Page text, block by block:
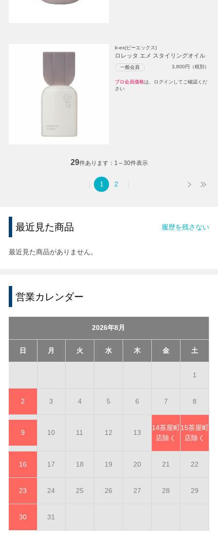
b-ex(ビーエックス)
ロレッタ エメ スタイリングオイル
一般会員 3,800円（税別）
プロ会員価格は、ログインしてご確認くだ
さい
29件あります 1～30件表示
1 2
最近見た商品 履歴を残さない
最近見た商品がありません。
営業カレンダー
2026年8月
日 月 火 水 木 金 土
1
2 3 4 5 6 7 8
9 10 11 12 13
14茶屋町
店除く
15茶屋町
店除く
16 17 18 19 20 21 22
23 24 25 26 27 28 29
30 31